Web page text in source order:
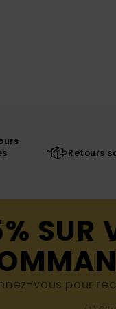
Retours
SUR
vous pour